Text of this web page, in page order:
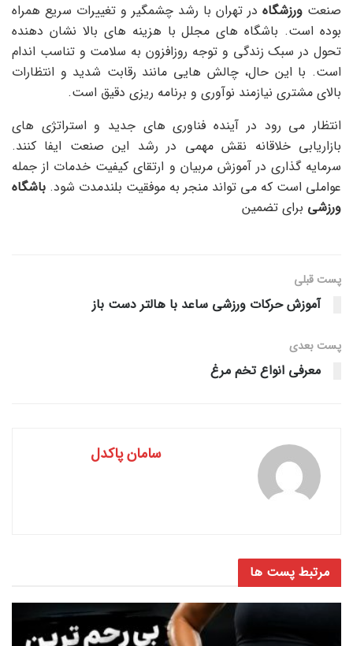
صنعت ورزشگاه در تهران با رشد چشمگیر و تغییرات سریع همراه
بوده است. باشگاه های مجلل با هزینه های بالا نشان دهنده
تحول در سبک زندگی و توجه روزافزون به سلامت و تناسب اندام
است. با این حال، چالش هایی مانند رقابت شدید و انتظارات
بالای مشتری نیازمند نوآوری و برنامه ریزی دقیق است.
انتظار می رود در آینده فناوری های جدید و استراتژی های
بازاریابی خلاقانه نقش مهمی در رشد این صنعت ایفا کنند.
سرمایه گذاری در آموزش مربیان و ارتقای کیفیت خدمات از جمله
عواملی است که می تواند منجر به موفقیت بلندمدت شود. باشگاه
ورزشی برای تضمین
پست قبلی
آموزش حرکات ورزشی ساعد با هالتر دست باز
پست‌ بعدی
معرفی انواع تخم مرغ
سامان پاکدل
مرتبط پست ها